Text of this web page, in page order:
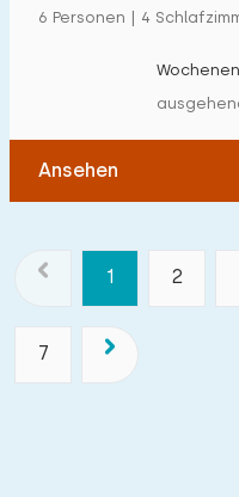
6 Personen | 4
Ansehen
1 2
7